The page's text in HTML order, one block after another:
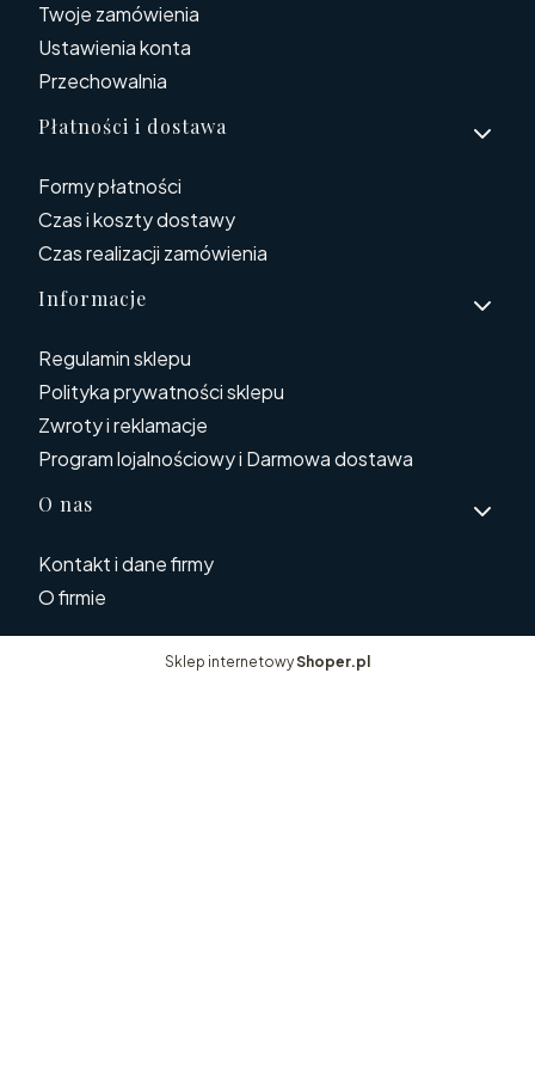
Twoje zamówienia
Ustawienia konta
Przechowalnia
Płatności i dostawa
Formy płatności
Czas i koszty dostawy
Czas realizacji zamówienia
Informacje
Regulamin sklepu
Polityka prywatności sklepu
Zwroty i reklamacje
Program lojalnościowy i Darmowa dostawa
O nas
Kontakt i dane firmy
O firmie
Sklep internetowyShoper.pl